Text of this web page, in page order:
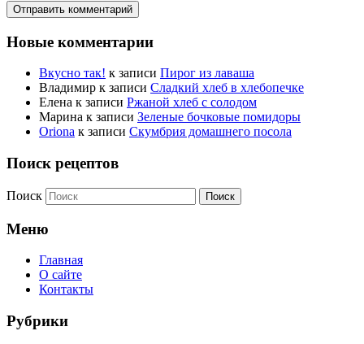
Новые комментарии
Вкусно так! к записи Пирог из лаваша
Владимир к записи Сладкий хлеб в хлебопечке
Елена к записи Ржаной хлеб с солодом
Марина к записи Зеленые бочковые помидоры
Oriona к записи Скумбрия домашнего посола
Поиск рецептов
Поиск
Меню
Главная
О сайте
Контакты
Рубрики